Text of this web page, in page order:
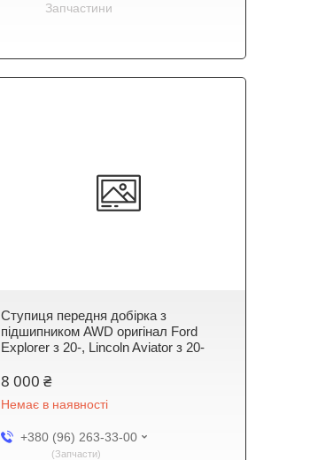
Запчастини
Ступиця передня добірка з
підшипником AWD оригінал Ford
Explorer з 20-, Lincoln Aviator з 20-
8 000 ₴
Немає в наявності
+380 (96) 263-33-00
Запчасти